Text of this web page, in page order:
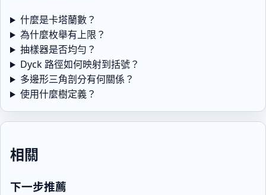
什麼是卡塔蘭數？
為什麼枚舉有上限？
抽樣器是否均勻？
Dyck 路徑如何映射到括號？
多邊形三角剖分有何關係？
使用什麼樹定義？
相關
下一步推薦